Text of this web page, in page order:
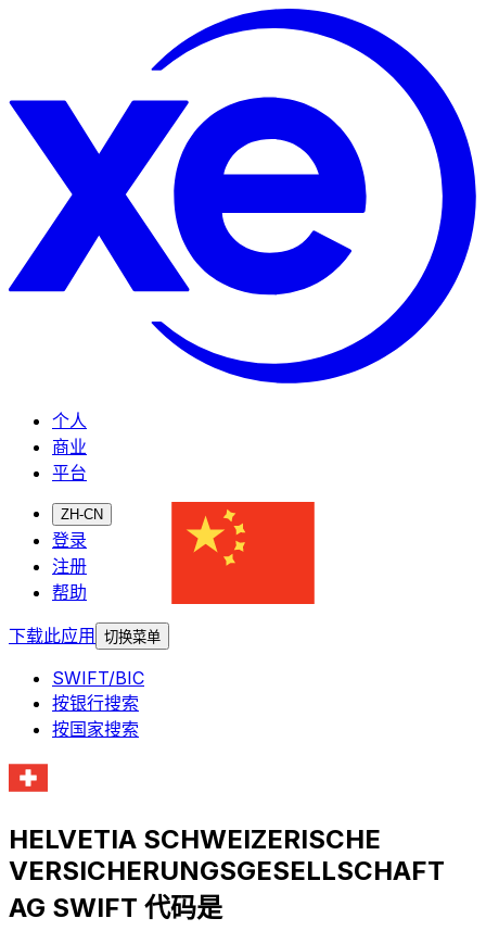
个人
商业
平台
ZH-CN
登录
注册
帮助
下载此应用
切换菜单
SWIFT/BIC
按银行搜索
按国家搜索
HELVETIA SCHWEIZERISCHE
VERSICHERUNGSGESELLSCHAFT
AG SWIFT 代码是